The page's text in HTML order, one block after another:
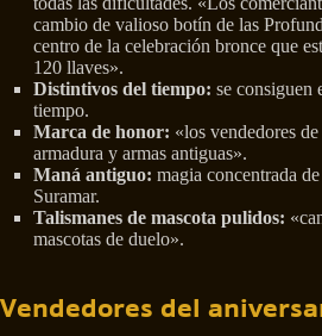
cambio de valioso botín de las
centro de la celebración bronce que
120 llaves».
Distintivos del tiempo: se consiguen
tiempo.
Marca de honor: «los vendedores
armadura y armas antiguas».
Maná antiguo: magia concentrada
Suramar.
Talismanes de mascota pulidos:
mascotas de duelo».
Vendedores del